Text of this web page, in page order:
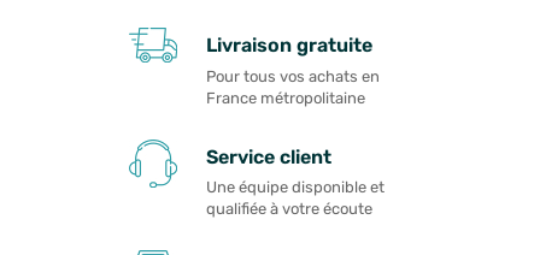
Livraison gratuite
Pour tous vos achats en
France métropolitaine
Service client
Une équipe disponible et
qualifiée à votre écoute